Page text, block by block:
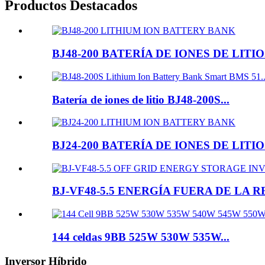
Productos Destacados
BJ48-200 BATERÍA DE IONES DE
Batería de iones de litio BJ48-200S...
BJ24-200 BATERÍA DE IONES DE
BJ-VF48-5.5 ENERGÍA FUERA DE LA
144 celdas 9BB 525W 530W 535W...
Inversor Híbrido